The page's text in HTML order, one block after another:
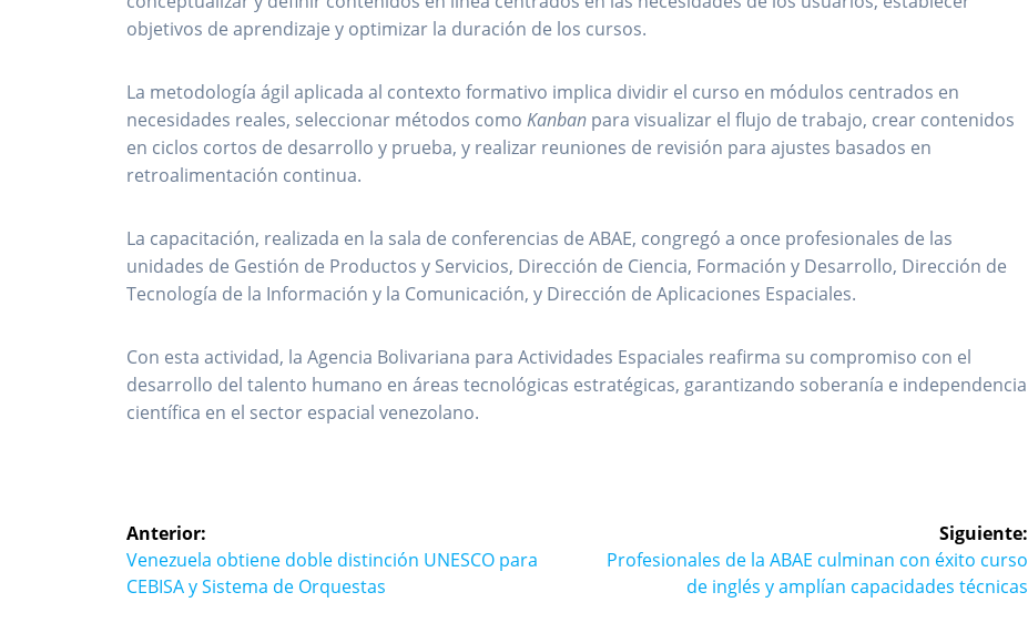
objetivos de aprendizaje y optimizar la duración de los cursos.
La metodología ágil aplicada al contexto formativo implica dividir el curso en módulos centrados en
necesidades reales, seleccionar métodos comoKanban para visualizar el flujo de trabajo, crear contenidos
en ciclos cortos de desarrollo y prueba, y realizar reuniones de revisión para ajustes basados en
retroalimentación continua.
La capacitación, realizada en la sala de conferencias de ABAE, congregó a once profesionales de las
unidades de Gestión de Productos y Servicios, Dirección de Ciencia, Formación y Desarrollo, Dirección de
Tecnología de la Información y la Comunicación, y Dirección de Aplicaciones Espaciales.
Con esta actividad, la Agencia Bolivariana para Actividades Espaciales reafirma su compromiso con el
desarrollo del talento humano en áreas tecnológicas estratégicas, garantizando soberanía e independencia
científica en el sector espacial venezolano.
Navegación
de
Anterior:
Entrada
anterior:
Venezuela obtiene doble distinción UNESCO para
CEBISA y Sistema de Orquestas
Siguiente:
Siguiente
Profesionales de la ABAE culminan con éxito curso
de inglés y amplían capacidades técnicas